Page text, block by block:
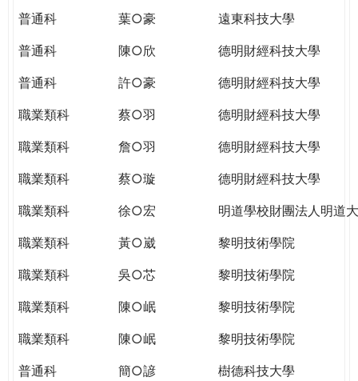
普通科
葉○豪
遠東科技大學
普通科
陳○欣
德明財經科技大學
普通科
許○豪
德明財經科技大學
職業類科
蔡○羽
德明財經科技大學
職業類科
詹○羽
德明財經科技大學
職業類科
蔡○璇
德明財經科技大學
職業類科
徐○宏
明道學校財團法人明道
職業類科
黃○崴
黎明技術學院
職業類科
吳○芯
黎明技術學院
職業類科
陳○岷
黎明技術學院
職業類科
陳○岷
黎明技術學院
普通科
簡○諺
樹德科技大學